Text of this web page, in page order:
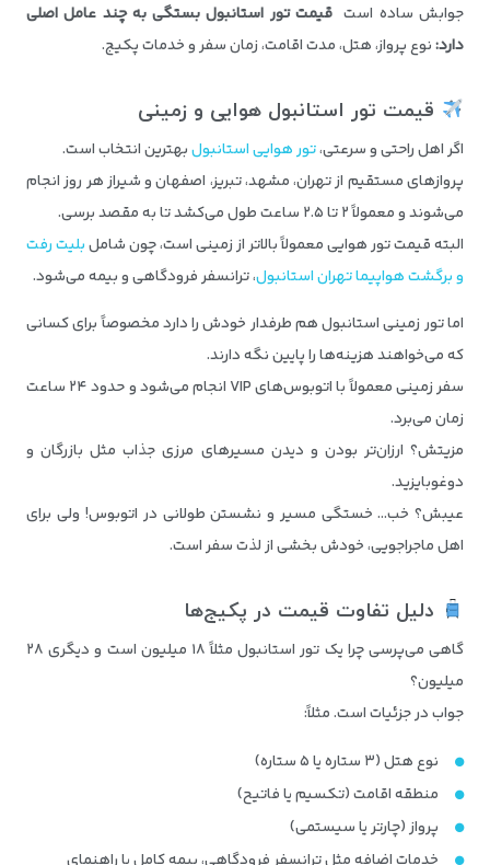
جوابش ساده استقیمت تور استانبول بستگی به چند عامل اصلی
دارد:نوع پرواز، هتل، مدت اقامت، زمان سفر و خدمات پکیج.
قیمت تور استانبول هوایی و زمینی
اگر اهل راحتی و سرعتی،تور هوایی استانبولبهترین انتخاب است.
پروازهای مستقیم از تهران، مشهد، تبریز، اصفهان و شیراز هر روز انجام
می‌شوند و معمولاً ۲ تا ۲.۵ ساعت طول می‌کشد تا به مقصد برسی.
البته قیمت تور هوایی معمولاً بالاتر از زمینی است، چون شاملبلیت رفت
و برگشت هواپیما تهران استانبول، ترانسفر فرودگاهی و بیمه می‌شود.
اما تور زمینی استانبول هم طرفدار خودش را دارد مخصوصاً برای کسانی
که می‌خواهند هزینه‌ها را پایین نگه دارند.
سفر زمینی معمولاً با اتوبوس‌های VIP انجام می‌شود و حدود ۲۴ ساعت
زمان می‌برد.
مزیتش؟ ارزان‌تر بودن و دیدن مسیرهای مرزی جذاب مثل بازرگان و
دوغوبایزید.
عیبش؟ خب… خستگی مسیر و نشستن طولانی در اتوبوس! ولی برای
اهل ماجراجویی، خودش بخشی از لذت سفر است.
دلیل تفاوت قیمت در پکیج‌ها
گاهی می‌پرسی چرا یک تور استانبول مثلاً ۱۸ میلیون است و دیگری ۲۸
میلیون؟
جواب در جزئیات است. مثلاً:
نوع هتل (۳ ستاره یا ۵ ستاره)
منطقه اقامت (تکسیم یا فاتیح)
پرواز (چارتر یا سیستمی)